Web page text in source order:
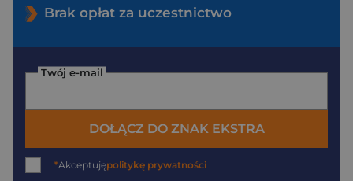
Brak opłat za uczestnictwo
Twój e-mail
DOŁĄCZ DO ZNAK EKSTRA
*Akceptujępolitykę prywatności